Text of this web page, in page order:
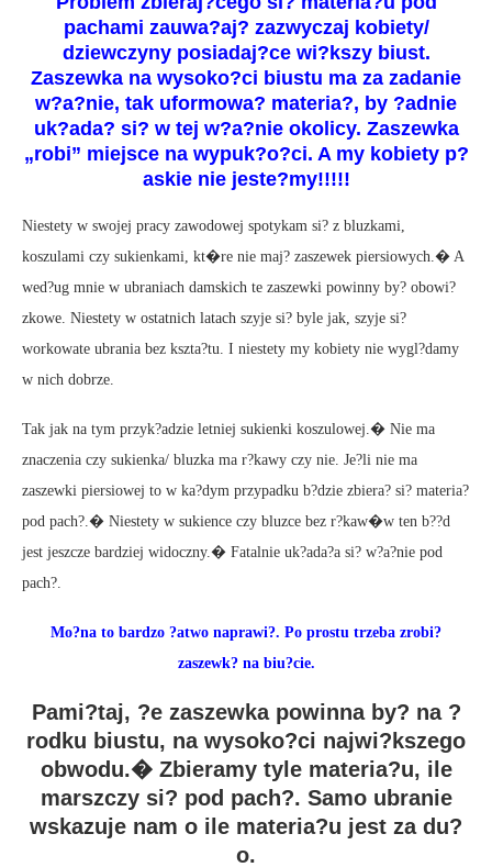
pachami zauwa?aj? zazwyczaj kobiety/
dziewczyny posiadaj?ce wi?kszy biust.
Zaszewka na wysoko?ci biustu ma za zadanie
w?a?nie, tak uformowa? materia?, by ?adnie
uk?ada? si? w tej w?a?nie okolicy. Zaszewka
„robi” miejsce na wypuk?o?ci. A my kobiety p?
askie nie jeste?my!!!!!
Niestety w swojej pracy zawodowej spotykam si? z bluzkami,
koszulami czy sukienkami, kt�re nie maj? zaszewek piersiowych.� A
wed?ug mnie w ubraniach damskich te zaszewki powinny by? obowi?
zkowe. Niestety w ostatnich latach szyje si? byle jak, szyje si?
workowate ubrania bez kszta?tu. I niestety my kobiety nie wygl?damy
w nich dobrze.
Tak jak na tym przyk?adzie letniej sukienki koszulowej.� Nie ma
znaczenia czy sukienka/ bluzka ma r?kawy czy nie. Je?li nie ma
zaszewki piersiowej to w ka?dym przypadku b?dzie zbiera? si? materia?
pod pach?.� Niestety w sukience czy bluzce bez r?kaw�w ten b??d
jest jeszcze bardziej widoczny.� Fatalnie uk?ada?a si? w?a?nie pod
pach?.
Mo?na to bardzo ?atwo naprawi?. Po prostu trzeba zrobi?
zaszewk? na biu?cie.
Pami?taj, ?e zaszewka powinna by? na ?
rodku biustu, na wysoko?ci najwi?kszego
obwodu.� Zbieramy tyle materia?u, ile
marszczy si? pod pach?. Samo ubranie
wskazuje nam o ile materia?u jest za du?
o.